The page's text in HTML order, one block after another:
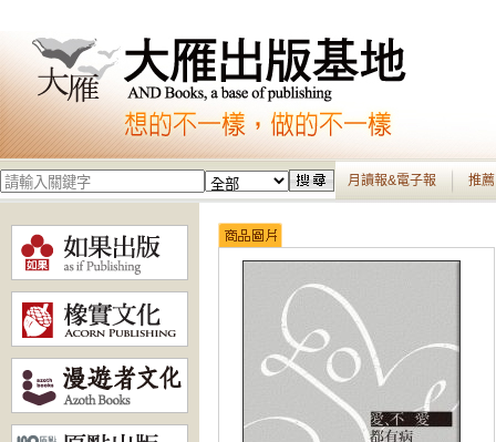
月讀報&電子報 推